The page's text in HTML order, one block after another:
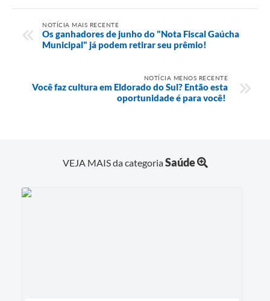
NOTÍCIA MAIS RECENTE
Os ganhadores de junho do "Nota Fiscal Gaúcha
Municipal" já podem retirar seu prêmio!
NOTÍCIA MENOS RECENTE
Você faz cultura em Eldorado do Sul? Então esta
oportunidade é para você!
VEJA MAIS da categoriaSaúde